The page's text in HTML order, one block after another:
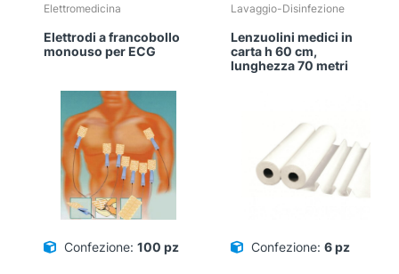
Elettromedicina
Elettrodi a francobollo
monouso per ECG
Confezione: 100 pz
Lavaggio-Disinfezione
Lenzuolini medici in
carta h 60 cm,
lunghezza 70 metri
Confezione: 6 pz